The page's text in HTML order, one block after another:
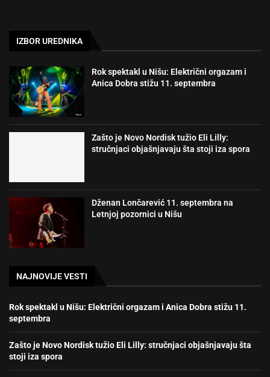
IZBOR UREDNIKA
Rok spektakl u Nišu: Električni orgazam i
Anica Dobra stižu 11. septembra
Zašto je Novo Nordisk tužio Eli Lilly:
stručnjaci objašnjavaju šta stoji iza spora
Dženan Lončarević 11. septembra na
Letnjoj pozornici u Nišu
NAJNOVIJE VESTI
Rok spektakl u Nišu: Električni orgazam i Anica Dobra stižu 11.
septembra
Zašto je Novo Nordisk tužio Eli Lilly: stručnjaci objašnjavaju šta
stoji iza spora